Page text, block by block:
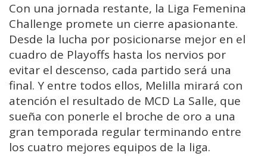
Con una jornada restante, la Liga Femenina
Challenge promete un cierre apasionante.
Desde la lucha por posicionarse mejor en el
cuadro de Playoffs hasta los nervios por
evitar el descenso, cada partido será una
final. Y entre todos ellos, Melilla mirará con
atención el resultado de MCD La Salle, que
sueña con ponerle el broche de oro a una
gran temporada regular terminando entre
los cuatro mejores equipos de la liga.